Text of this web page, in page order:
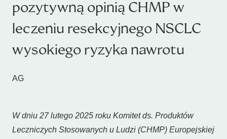
pozytywną opinią CHMP w
leczeniu resekcyjnego NSCLC
wysokiego ryzyka nawrotu
AG
W dniu 27 lutego 2025 roku Komitet ds. Produktów
Leczniczych Stosowanych u Ludzi (CHMP) Europejskiej